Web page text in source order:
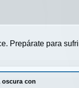
Prepárate para
oscura con